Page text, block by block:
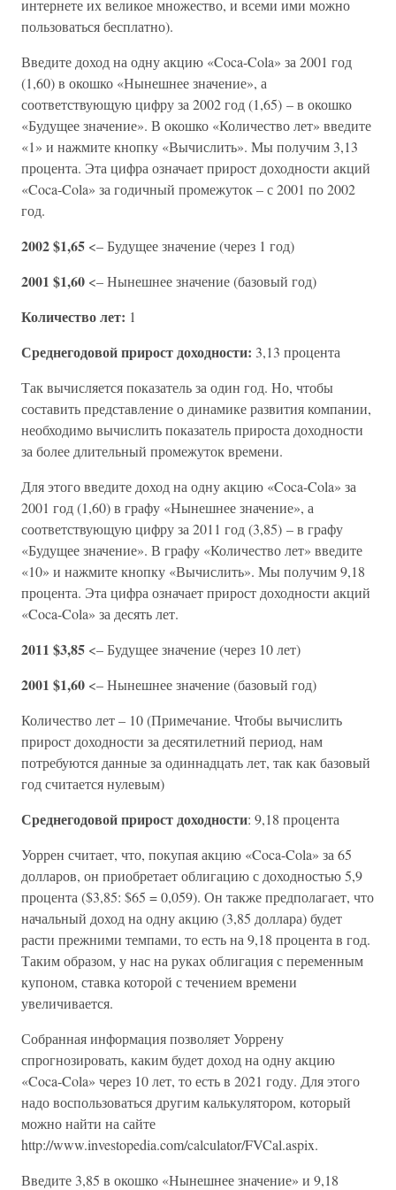
интернете их великое множество, и всеми ими можно
пользоваться бесплатно).
Введите доход на одну акцию «Coca-Cola» за 2001 год
(1,60) в окошко «Нынешнее значение», а
соответствующую цифру за 2002 год (1,65) – в окошко
«Будущее значение». В окошко «Количество лет» введите
«1» и нажмите кнопку «Вычислить». Мы получим 3,13
процента. Эта цифра означает прирост доходности акций
«Coca-Cola» за годичный промежуток – с 2001 по 2002
год.
2002 $1,65 <– Будущее значение (через 1 год)
2001 $1,60 <– Нынешнее значение (базовый год)
Количество лет: 1
Среднегодовой прирост доходности: 3,13 процента
Так вычисляется показатель за один год. Но, чтобы
составить представление о динамике развития компании,
необходимо вычислить показатель прироста доходности
за более длительный промежуток времени.
Для этого введите доход на одну акцию «Coca-Cola» за
2001 год (1,60) в графу «Нынешнее значение», а
соответствующую цифру за 2011 год (3,85) – в графу
«Будущее значение». В графу «Количество лет» введите
«10» и нажмите кнопку «Вычислить». Мы получим 9,18
процента. Эта цифра означает прирост доходности акций
«Coca-Cola» за десять лет.
2011 $3,85 <– Будущее значение (через 10 лет)
2001 $1,60 <– Нынешнее значение (базовый год)
Количество лет – 10 (Примечание. Чтобы вычислить
прирост доходности за десятилетний период, нам
потребуются данные за одиннадцать лет, так как базовый
год считается нулевым)
Среднегодовой прирост доходности: 9,18 процента
Уоррен считает, что, покупая акцию «Coca-Cola» за 65
долларов, он приобретает облигацию с доходностью 5,9
процента ($3,85: $65 = 0,059). Он также предполагает, что
начальный доход на одну акцию (3,85 доллара) будет
расти прежними темпами, то есть на 9,18 процента в год.
Таким образом, у нас на руках облигация с переменным
купоном, ставка которой с течением времени
увеличивается.
Собранная информация позволяет Уоррену
спрогнозировать, каким будет доход на одну акцию
«Coca-Cola» через 10 лет, то есть в 2021 году. Для этого
надо воспользоваться другим калькулятором, который
можно найти на сайте
http://www.investopedia.com/calculator/FVCal.aspix.
Введите 3,85 в окошко «Нынешнее значение» и 9,18